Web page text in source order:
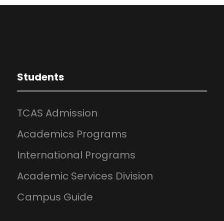
Students
TCAS Admission
Academics Programs
International Programs
Academic Services Division
Campus Guide